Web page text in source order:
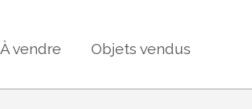
À vendre Objets vendus